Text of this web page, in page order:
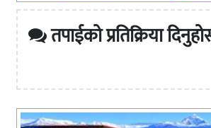
तपाईको प्रतिक्रिया